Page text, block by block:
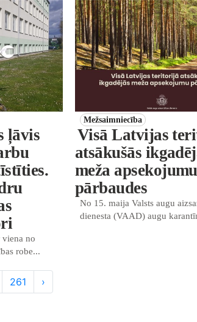
ļāvis
no
robe...
Mežsaimniecība
Visā Latvijas
atsākušās
meža apsekojumu
pārbaudes
No 15. maija Valsts augu
dienesta (VAAD) augu
261 ›